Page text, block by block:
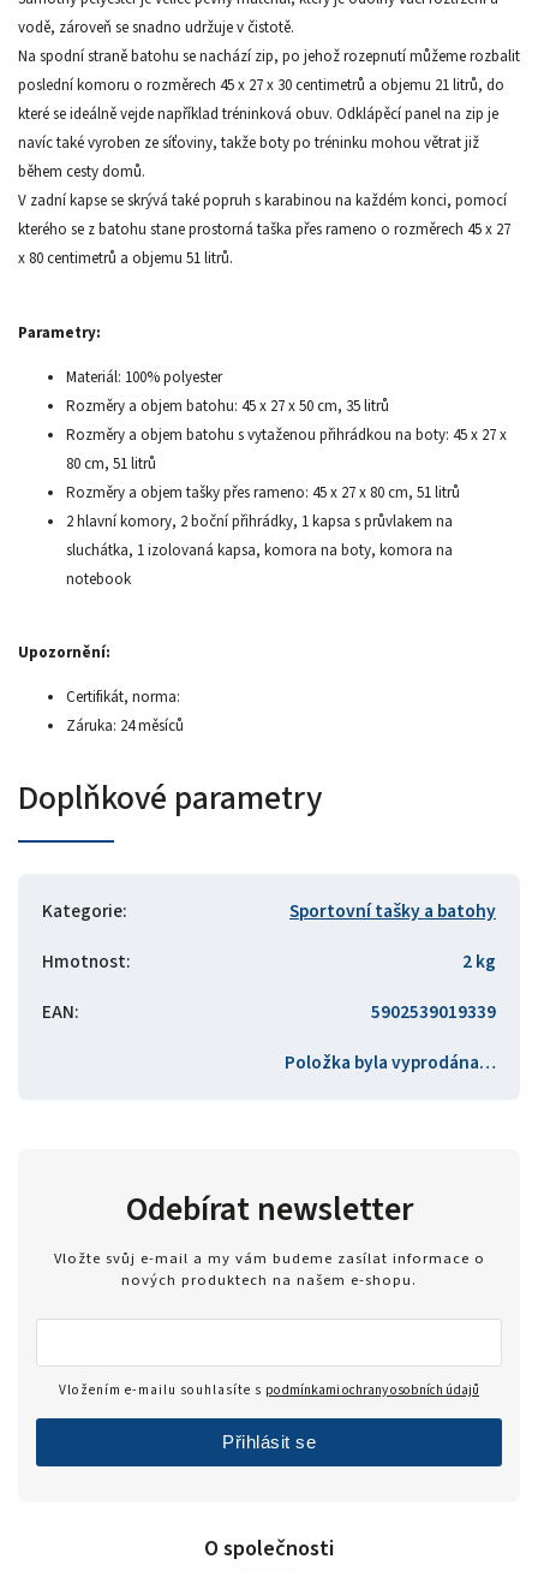
vodě, zároveň se snadno udržuje v čistotě.
Na spodní straně batohu se nachází zip, po jehož rozepnutí můžeme rozbalit
poslední komoru o rozměrech 45 x 27 x 30 centimetrů a objemu 21 litrů, do
které se ideálně vejde například tréninková obuv. Odklápěcí panel na zip je
navíc také vyroben ze síťoviny, takže boty po tréninku mohou větrat již
během cesty domů.
V zadní kapse se skrývá také popruh s karabinou na každém konci, pomocí
kterého se z batohu stane prostorná taška přes rameno o rozměrech 45 x 27
x 80 centimetrů a objemu 51 litrů.
Parametry:
Materiál: 100% polyester
Rozměry a objem batohu: 45 x 27 x 50 cm, 35 litrů
Rozměry a objem batohu s vytaženou přihrádkou na boty: 45 x 27 x
80 cm, 51 litrů
Rozměry a objem tašky přes rameno: 45 x 27 x 80 cm, 51 litrů
2 hlavní komory, 2 boční přihrádky, 1 kapsa s průvlakem na
sluchátka, 1 izolovaná kapsa, komora na boty, komora na
notebook
Upozornění:
Certifikát, norma:
Záruka: 24 měsíců
Doplňkové parametry
Kategorie:
Sportovní tašky a batohy
Hmotnost:
2 kg
EAN:
5902539019339
Položka byla vyprodána…
O společnosti
Odebírat newsletter
Vložte svůj e-mail a my vám budeme zasílat informace o
nových produktech na našem e-shopu.
Vložením e-mailu souhlasíte s podmínkami ochrany osobních údajů
Přihlásit se